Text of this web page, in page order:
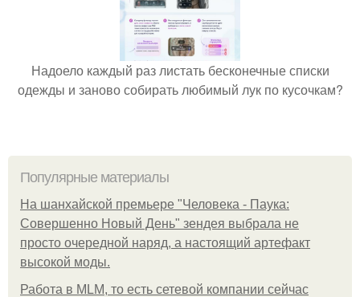
Надоело каждый раз листать бесконечные списки
одежды и заново собирать любимый лук по кусочкам?
Популярные материалы
На шанхайской премьере "Человека - Паука:
Совершенно Новый День" зендея выбрала не
просто очередной наряд, а настоящий артефакт
высокой моды.
Работа в MLM, то есть сетевой компании сейчас